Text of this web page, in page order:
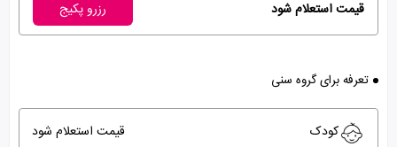
قیمت استعلام شود رزرو پکیج
تعرفه برای گروه سنی
کودک قیمت استعلام شود